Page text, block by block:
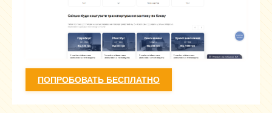
ПОПРОБОВАТЬ БЕСПЛАТНО